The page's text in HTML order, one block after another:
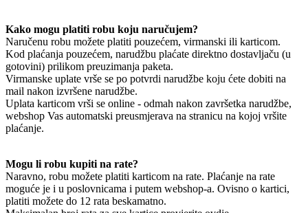
Kako mogu platiti robu koju naručujem?
Naručenu robu možete platiti pouzećem, virmanski ili karticom.
Kod plaćanja pouzećem, narudžbu plaćate direktno dostavljaču (u
gotovini) prilikom preuzimanja paketa.
Virmanske uplate vrše se po potvrdi narudžbe koju ćete dobiti na
mail nakon izvršene narudžbe.
Uplata karticom vrši se online - odmah nakon završetka narudžbe,
webshop Vas automatski preusmjerava na stranicu na kojoj vršite
plaćanje.
Mogu li robu kupiti na rate?
Naravno, robu možete platiti karticom na rate. Plaćanje na rate
moguće je i u poslovnicama i putem webshop-a. Ovisno o kartici,
platiti možete do 12 rata beskamatno.